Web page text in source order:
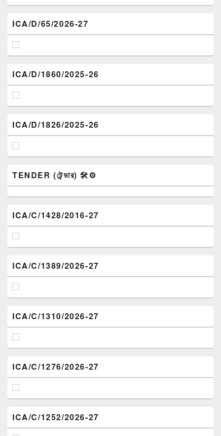
ICA/D/65/2026-27
ICA/D/1860/2025-26
ICA/D/1826/2025-26
TENDER (টেন্ডার) 🛠️⚙️
ICA/C/1428/2016-27
ICA/C/1389/2026-27
ICA/C/1310/2026-27
ICA/C/1276/2026-27
ICA/C/1252/2026-27